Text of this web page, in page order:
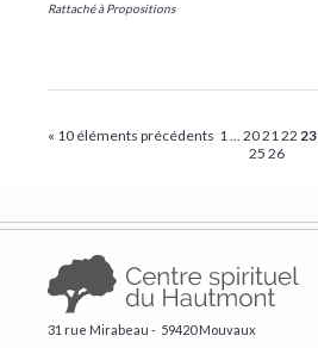
Rattaché à Propositions
« 10 éléments précédents 1... 202122 23
25 26
31 rue Mirabeau - 59420 Mouvaux